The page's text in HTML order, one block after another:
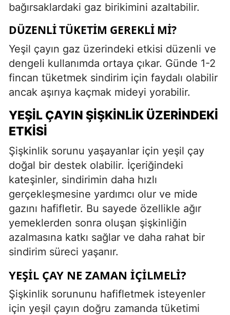
bağırsaklardaki gaz birikimini azaltabilir.
DÜZENLI TÜKETIM GEREKLI MI?
Yeşil çayın gaz üzerindeki etkisi düzenli ve
dengeli kullanımda ortaya çıkar. Günde 1-2
fincan tüketmek sindirim için faydalı olabilir
ancak aşırıya kaçmak mideyi yorabilir.
YEŞIL ÇAYIN ŞIŞKINLIK ÜZERINDEKI
ETKISI
Şişkinlik sorunu yaşayanlar için yeşil çay
doğal bir destek olabilir. İçeriğindeki
kateşinler, sindirimin daha hızlı
gerçekleşmesine yardımcı olur ve mide
gazını hafifletir. Bu sayede özellikle ağır
yemeklerden sonra oluşan şişkinliğin
azalmasına katkı sağlar ve daha rahat bir
sindirim süreci yaşanır.
YEŞIL ÇAY NE ZAMAN İÇILMELI?
Şişkinlik sorununu hafifletmek isteyenler
için yeşil çayın doğru zamanda tüketimi